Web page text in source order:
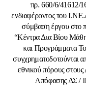
πρ. 660/6/41612/
ενδιαφέροντος του
σύμβαση έργου στο
“Κέντρα Δια Βίου
και Προγράμματα
συγχρηματοδοτούνται
εθνικού πόρους
Απόφασης ΔΣ /